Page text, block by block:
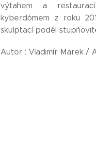
výtahem a
kyberdómem z roku
skulptací podél
Autor : Vladimír Marek /